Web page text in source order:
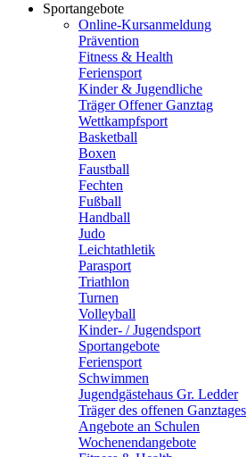
Sportangebote
Online-Kursanmeldung
Prävention
Fitness & Health
Feriensport
Kinder & Jugendliche
Träger Offener Ganztag
Wettkampfsport
Basketball
Boxen
Faustball
Fechten
Fußball
Handball
Judo
Leichtathletik
Parasport
Triathlon
Turnen
Volleyball
Kinder- / Jugendsport
Sportangebote
Feriensport
Schwimmen
Jugendgästehaus Gr. Ledder
Träger des offenen Ganztages
Angebote an Schulen
Wochenendangebote